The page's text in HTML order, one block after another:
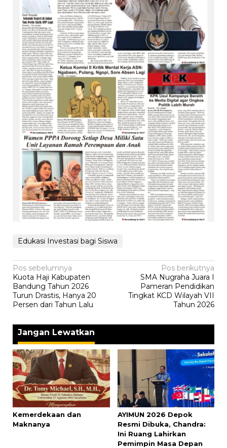
Edukasi Investasi bagi Siswa
Navigasi
pos
Pos sebelumnya
Kuota Haji Kabupaten
Bandung Tahun 2026
Turun Drastis, Hanya 20
Persen dari Tahun Lalu
Pos berikutnya
SMA Nugraha Juara I
Pameran Pendidikan
Tingkat KCD Wilayah VII
Tahun 2026
Jangan Lewatkan
Kemerdekaan dan
Maknanya
AYIMUN 2026 Depok
Resmi Dibuka, Chandra:
Ini Ruang Lahirkan
Pemimpin Masa Depan